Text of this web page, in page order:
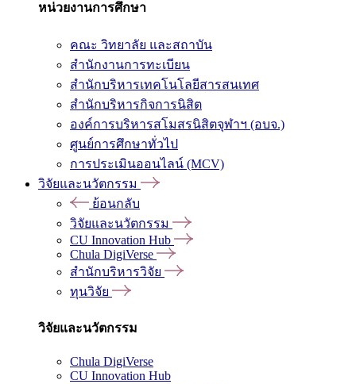
หน่วยงานการศึกษา
คณะ วิทยาลัย และสถาบัน
สำนักงานการทะเบียน
สำนักบริหารเทคโนโลยีสารสนเทศ
สำนักบริหารกิจการนิสิต
องค์การบริหารสโมสรนิสิตจุฬาฯ (อบจ.)
ศูนย์การศึกษาทั่วไป
การประเมินออนไลน์ (MCV)
วิจัยและนวัตกรรม
ย้อนกลับ
วิจัยและนวัตกรรม
CU Innovation Hub
Chula DigiVerse
สำนักบริหารวิจัย
ทุนวิจัย
วิจัยและนวัตกรรม
Chula DigiVerse
CU Innovation Hub